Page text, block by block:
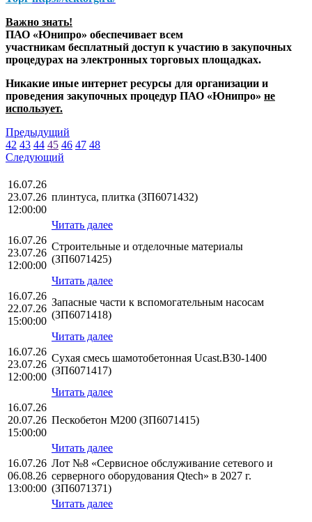
Важно знать!
ПАО «Юнипро» обеспечивает всем
участникам бесплатный доступ к участию в закупочных
процедурах на электронных торговых площадках.
Никакие иные интернет ресурсы для организации и
проведения закупочных процедур ПАО «Юнипро» не
использует.
Предыдущий
42 43 44 45 46 47 48
Следующий
16.07.26
23.07.26
12:00:00
плинтуса, плитка (ЗП6071432)
Читать далее
16.07.26
23.07.26
12:00:00
Строительные и отделочные материалы
(ЗП6071425)
Читать далее
16.07.26
22.07.26
15:00:00
Запасные части к вспомогательным насосам
(ЗП6071418)
Читать далее
16.07.26
23.07.26
12:00:00
Сухая смесь шамотобетонная Ucast.B30-1400
(ЗП6071417)
Читать далее
16.07.26
20.07.26
15:00:00
Пескобетон М200 (ЗП6071415)
Читать далее
16.07.26
06.08.26
13:00:00
Лот №8 «Сервисное обслуживание сетевого и
серверного оборудования Qtech» в 2027 г.
(ЗП6071371)
Читать далее